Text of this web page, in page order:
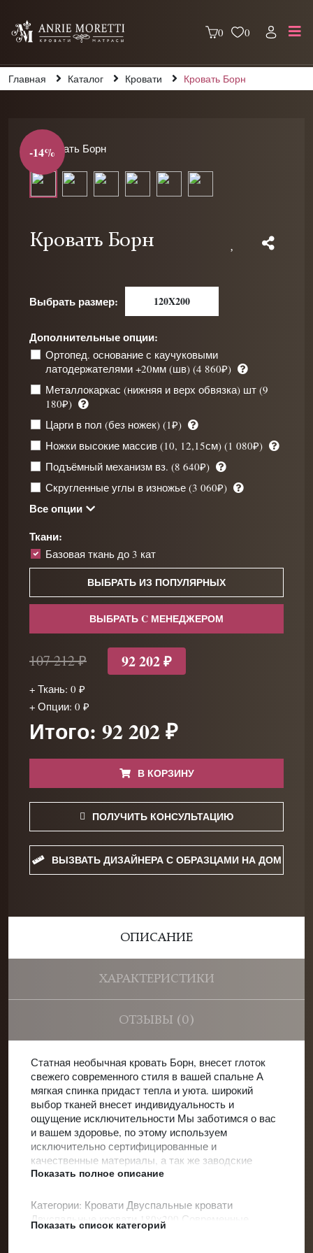
0 0
Главная Каталог Кровати Кровать Борн
-14%
Кровать Борн
Выбрать размер: 120X200
Дополнительные опции:
Ортопед. основание с каучуковыми
латодержателями +20мм (шв) (4 860₽)
Металлокаркас (нижняя и верх обвязка) шт (9
180₽)
Царги в пол (без ножек) (1₽)
Ножки высокие массив (10, 12,15см) (1 080₽)
Подъёмный механизм вз. (8 640₽)
Скругленные углы в изножье (3 060₽)
Все опции
Ткани:
Базовая ткань до 3 кат
ВЫБРАТЬ ИЗ ПОПУЛЯРНЫХ
ВЫБРАТЬ C МЕНЕДЖЕРОМ
107 212 ₽ 92 202 ₽
+ Ткань: 0 ₽
+ Опции: 0 ₽
Итого: 92 202 ₽
В КОРЗИНУ
ПОЛУЧИТЬ КОНСУЛЬТАЦИЮ
ВЫЗВАТЬ ДИЗАЙНЕРА С ОБРАЗЦАМИ НА ДОМ
ОПИСАНИЕ
ХАРАКТЕРИСТИКИ
ОТЗЫВЫ (0)
Статная необычная кровать Борн, внесет глоток
свежего современного стиля в вашей спальне А
мягкая спинка придаст тепла и уюта. широкий
выбор тканей внесет индивидуальность и
ощущение исключительности Мы заботимся о вас
и вашем здоровье, по этому используем
исключительно сертифицированные и
качественные материалы, а так же заводские
механизмы.
Показать полное описание
Категории: Кровати Двуспальные кровати
Двуспальные кровати 180х200 Современные
кроватиКровати с мягким изголовьем
Показать список категорий